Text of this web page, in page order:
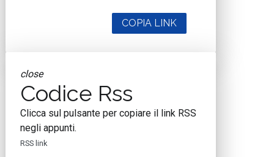
COPIA LINK
close
Codice Rss
Clicca sul pulsante per copiare il link RSS
negli appunti.
RSS link